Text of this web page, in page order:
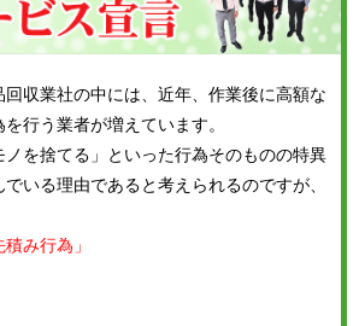
回収業社の中には、近年、作業後に高額な
行う業者が増えています。
ノを捨てる」といった行為そのものの特異
いる理由であると考えられるのですが、
み行為」